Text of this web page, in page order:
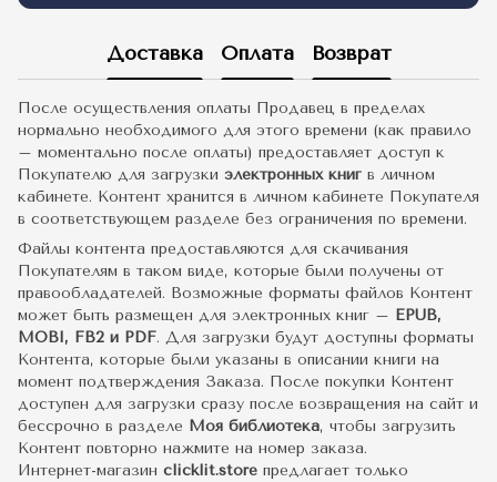
Доставка Оплата Возврат
После осуществления оплаты Продавец в пределах
нормально необходимого для этого времени (как правило
– моментально после оплаты) предоставляет доступ к
Покупателю для загрузки электронных книг в личном
кабинете. Контент хранится в личном кабинете Покупателя
в соответствующем разделе без ограничения по времени.
Файлы контента предоставляются для скачивания
Покупателям в таком виде, которые были получены от
правообладателей. Возможные форматы файлов Контент
может быть размещен для электронных книг – EPUB,
MOBI, FB2 и PDF. Для загрузки будут доступны форматы
Контента, которые были указаны в описании книги на
момент подтверждения Заказа. После покупки Контент
доступен для загрузки сразу после возвращения на сайт и
бессрочно в разделе Моя библиотека, чтобы загрузить
Контент повторно нажмите на номер заказа.
Интернет-магазин clicklit.store предлагает только